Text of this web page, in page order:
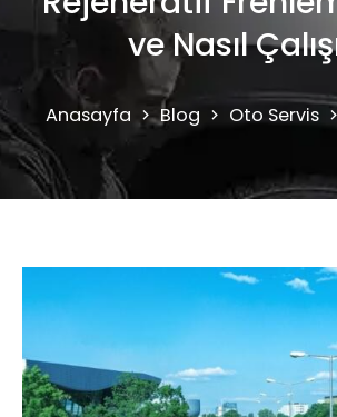
Oto Ekspertiz Hizmetleri
Kampanyalar
Randevu Al
ve Nasıl
Anasayfa Blog Oto Servis